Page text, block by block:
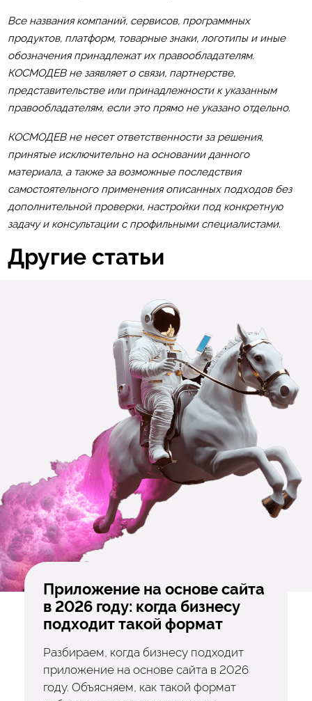
Все названия компаний, сервисов, программных
продуктов, платформ, товарные знаки, логотипы и иные
обозначения принадлежат их правообладателям.
КОСМОДЕВ не заявляет о связи, партнерстве,
представительстве или принадлежности к указанным
правообладателям, если это прямо не указано отдельно.
КОСМОДЕВ не несет ответственности за решения,
принятые исключительно на основании данного
материала, а также за возможные последствия
самостоятельного применения описанных подходов без
дополнительной проверки, настройки под конкретную
задачу и консультации с профильными специалистами.
Другие статьи
Приложение на основе сайта
в 2026 году: когда бизнесу
подходит такой формат
Разбираем, когда бизнесу подходит
приложение на основе сайта в 2026
году. Объясняем, как такой формат